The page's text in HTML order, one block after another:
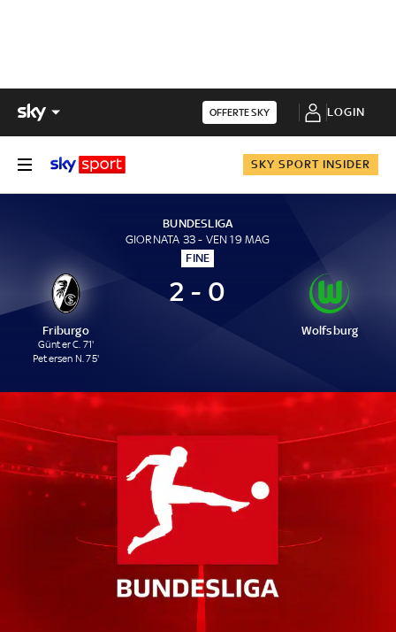
OFFERTE SKY LOGIN
SKY SPORT INSIDER
BUNDESLIGA
GIORNATA 33 - VEN 19 MAG
FINE
Friburgo
Günter C. 71'
Petersen N. 75'
2 - 0
Wolfsburg
2 - 0